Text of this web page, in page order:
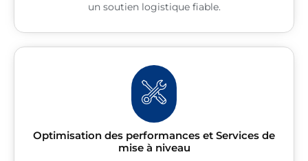
un soutien logistique fiable.
Optimisation des performances et Services de
mise à niveau